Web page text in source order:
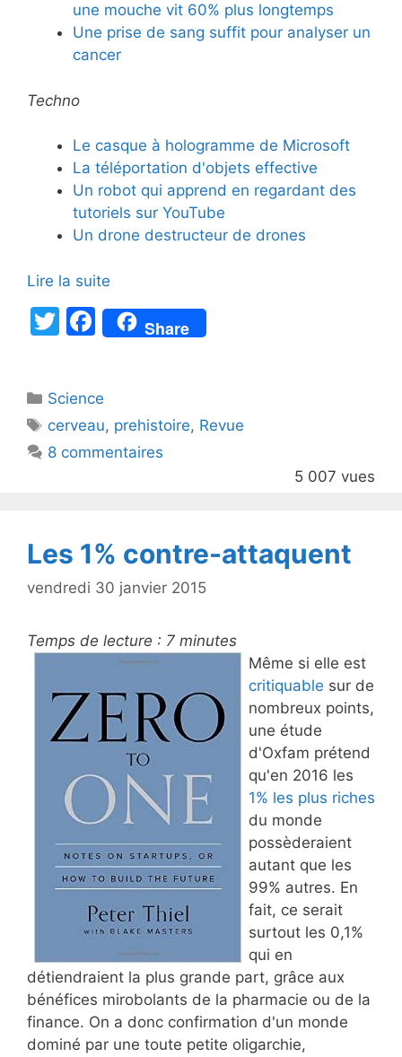
une mouche vit 60% plus longtemps
Une prise de sang suffit pour analyser un
cancer
Techno
Le casque à hologramme de Microsoft
La téléportation d'objets effective
Un robot qui apprend en regardant des
tutoriels sur YouTube
Un drone destructeur de drones
Lire la suite
T
er
F
a
e
b
o
Share
Catégories
Science
Étiquettes
cerveau, prehistoire, Revue
8 commentaires
5 007 vues
Les 1% contre-attaquent
vendredi 30 janvier 2015
Temps de lecture : 7 minutes
Même si elle est
critiquable sur de
nombreux points,
une étude
d'Oxfam prétend
qu'en 2016 les
1% les plus riches
du monde
possèderaient
autant que les
99% autres. En
fait, ce serait
surtout les 0,1%
qui en
détiendraient la plus grande part, grâce aux
bénéfices mirobolants de la pharmacie ou de la
finance. On a donc confirmation d'un monde
dominé par une toute petite oligarchie,